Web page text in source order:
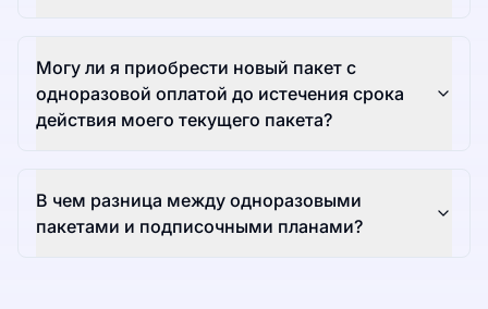
Могу ли я приобрести новый пакет с
одноразовой оплатой до истечения срока
действия моего текущего пакета?
В чем разница между одноразовыми
пакетами и подписочными планами?